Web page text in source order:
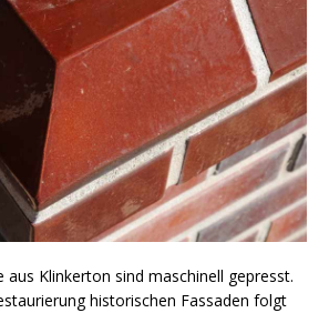
aus Klinkerton sind maschinell gepresst.
historischen Fassaden folgt